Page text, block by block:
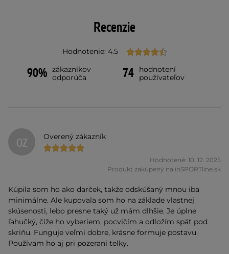
Recenzie
Hodnotenie: 4.5
90% zákazníkov
odporúča
74
hodnotení
používateľov
OZ Overený zákazník
Hodnotené: 10. 12. 2025
Produkt zakúpený na inSPORTline.sk
Kúpila som ho ako darček, takže odskúšaný mnou iba
minimálne. Ale kupovala som ho na základe vlastnej
skúsenosti, lebo presne taký už mám dlhšie. Je úplne
ľahučký, čiže ho vyberiem, pocvičím a odložím späť pod
skriňu. Funguje veľmi dobre, krásne formuje postavu.
Používam ho aj pri pozeraní telky.